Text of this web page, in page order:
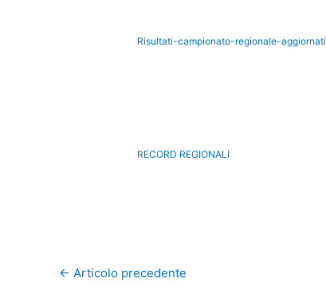
Risultati-campionato-regionale-aggiornati
RECORD REGIONALI
← Articolo precedente